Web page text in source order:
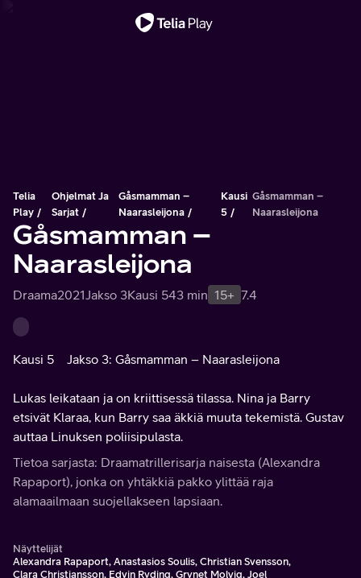
Telia
Play
Ohjelmat Ja
Sarjat
Gåsmamman –
Naarasleijona
Kausi
5
Gåsmamman –
Naarasleijona
Gåsmamman –
Naarasleijona
Draama2021Jakso 3Kausi 543 min 15+ 7.4
Kausi 5 Jakso 3: Gåsmamman – Naarasleijona
Lukas leikataan ja on kriittisessä tilassa. Nina ja Barry
etsivät Klaraa, kun Barry saa äkkiä muuta tekemistä. Gustav
auttaa Linuksen poliisipulasta.
Tietoa sarjasta: Draamatrillerisarja naisesta (Alexandra
Rapaport), jonka on yhtäkkiä pakko ylittää raja
alamaailmaan suojellakseen lapsiaan.
Näyttelijät
Alexandra Rapaport, Anastasios Soulis, Christian Svensson,
Clara Christiansson, Edvin Ryding, Grynet Molvig, Joel